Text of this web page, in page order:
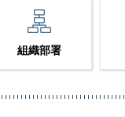
組織部署